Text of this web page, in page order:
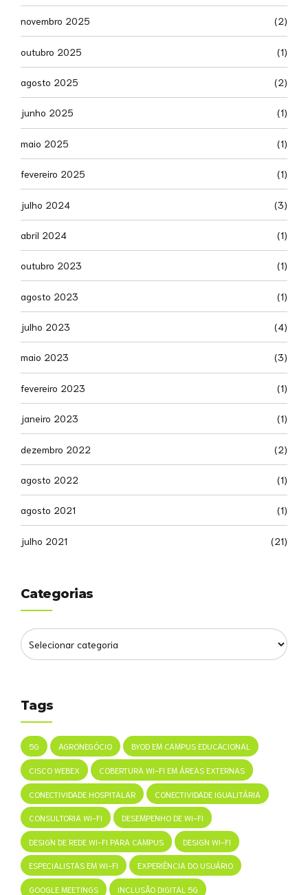
novembro 2025 (2)
outubro 2025 (1)
agosto 2025 (2)
junho 2025 (1)
maio 2025 (1)
fevereiro 2025 (1)
julho 2024 (3)
abril 2024 (1)
outubro 2023 (1)
agosto 2023 (1)
julho 2023 (4)
maio 2023 (3)
fevereiro 2023 (1)
janeiro 2023 (1)
dezembro 2022 (2)
agosto 2022 (1)
agosto 2021 (1)
julho 2021 (21)
Categorias
Tags
5G AGRONEGÓCIO BYOD EM CAMPUS EDUCACIONAL
CISCO WEBEX COBERTURA WI-FI EM ÁREAS EXTERNAS
CONECTIVIDADE HOSPITALAR CONECTIVIDADE IGUALITÁRIA
CONSULTORIA WI-FI DESEMPENHO DE WI-FI
DESIGN DE REDE WI-FI PARA CAMPUS DESIGN WI-FI
ESPECIALISTAS EM WI-FI EXPERIÊNCIA DO USUÁRIO
GOOGLE MEETINGS INCLUSÃO DIGITAL 5G